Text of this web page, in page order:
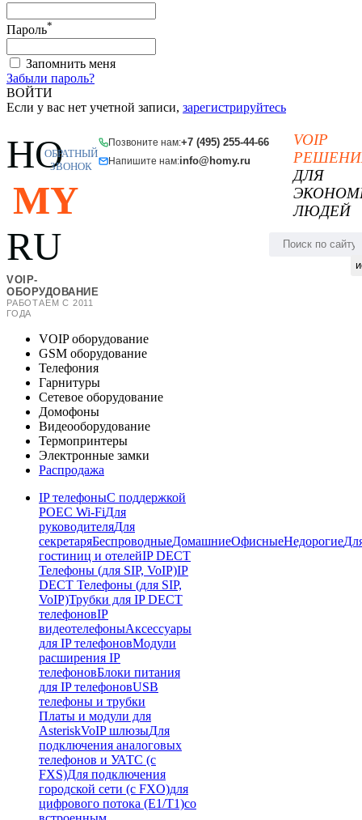
Пароль*
Запомнить меня
Забыли пароль?
ВОЙТИ
Если у вас нет учетной записи, зарегистрируйтесь
HO
MY
RU
VOIP-
ОБОРУДОВАНИЕ
РАБОТАЕМ С 2011
ГОДА
Позвоните нам:+7 (495) 255-44-66
Напишите нам:info@homy.ru
ОБРАТНЫЙ
ЗВОНОК
VOIP
ДЛЯ
ЛЮДЕЙ
VOIP оборудование
GSM оборудование
Телефония
Гарнитуры
Сетевое оборудование
Домофоны
Видеооборудование
Термопринтеры
Электронные замки
Распродажа
IP телефоныС поддержкой
POEC Wi-FiДля
руководителяДля
секретаряБеспроводныеДомашниеОфисныеНедорогие
гостиниц и отелейIP DECT
Телефоны (для SIP, VoIP)IP
DECT Телефоны (для SIP,
VoIP)Трубки для IP DECT
телефоновIP
видеотелефоныАксессуары
для IP телефоновМодули
расширения IP
телефоновБлоки питания
для IP телефоновUSB
телефоны и трубки
Платы и модули для
AsteriskVoIP шлюзыДля
подключения аналоговых
телефонов и УАТС (с
FXS)Для подключения
городской сети (с FXO)для
цифрового потока (E1/T1)со